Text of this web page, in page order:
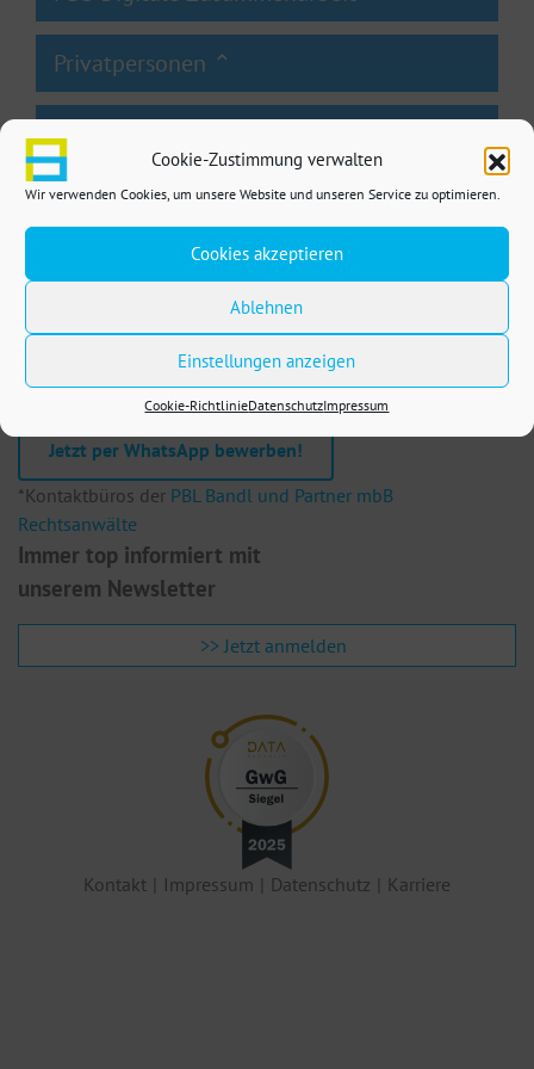
Cookie-Zustimmung verwalten
Wir verwenden Cookies, um unsere Website und unseren Service zu optimieren.
Cookies akzeptieren
Ablehnen
Einstellungen anzeigen
Cookie-RichtlinieDatenschutzImpressum
Wir sind auf Wachstumskurs.
Jetzt per WhatsApp bewerben!
*Kontaktbüros der PBL Bandl und Partner mbB
Rechtsanwälte
Immer top informiert mit
unserem Newsletter
>> Jetzt anmelden
Kontakt Impressum Datenschutz Karriere